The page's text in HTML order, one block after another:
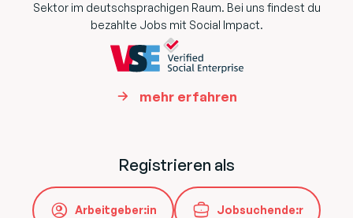
Sektor im deutschsprachigen Raum. Bei uns findest du
bezahlte Jobs mit Social Impact.
mehr erfahren
Registrieren als
Arbeitgeber:in Jobsuchende:r